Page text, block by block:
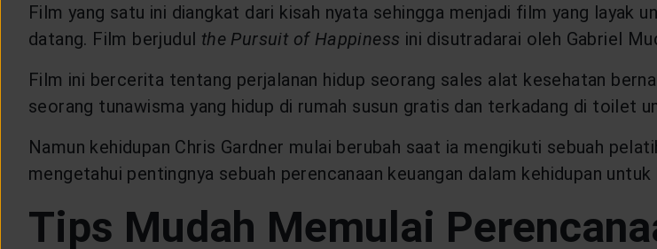
Film yang satu ini diangkat dari kisah nyata sehingga menjadi film yang layak
datang. Film berjudul the Pursuit of Happiness ini disutradarai oleh Gabriel
Film ini bercerita tentang perjalanan hidup seorang sales alat kesehatan
seorang tunawisma yang hidup di rumah susun gratis dan terkadang di toilet
Namun kehidupan Chris Gardner mulai berubah saat ia mengikuti sebuah
mengetahui pentingnya sebuah perencanaan keuangan dalam kehidupan untuk
Tips Mudah Memulai